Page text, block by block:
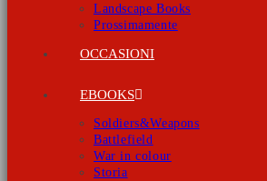
Landscape Books
Prossimamente
OCCASIONI
EBOOKS
Soldiers&Weapons
Battlefield
War in colour
Storia